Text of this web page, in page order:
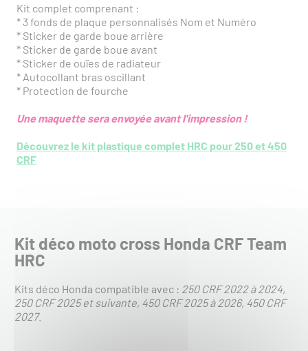
Kit complet comprenant :
* ​3 fonds de plaque personnalisés Nom et Numéro
* Sticker de garde boue arrière
* Sticker de garde boue avant
* Sticker de ouïes de radiateur
* Autocollant bras oscillant
* Protection de fourche
Une maquette sera envoyée avant l'impression !
Découvrez le kit plastique complet HRC pour 250 et 450
CRF
Kit déco moto cross Honda CRF Team
HRC
Kits déco Honda compatible avec : 250 CRF 2022 à 2024
250 CRF 2025 et suivante 450 CRF 2025 à 2026 450 CRF
2027.